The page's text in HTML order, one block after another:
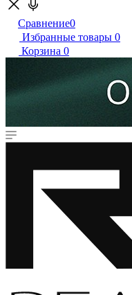
Сравнение0
Избранные товары 0
Корзина 0